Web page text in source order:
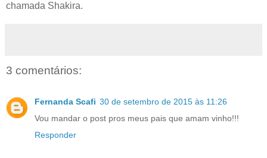
chamada Shakira.
3 comentários:
Fernanda Scafi 30 de setembro de 2015 às 11:26
Vou mandar o post pros meus pais que amam vinho!!!
Responder